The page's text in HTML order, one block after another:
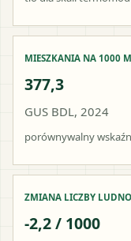
MIESZKANIA NA 1000
377,3
GUS BDL, 2024
porównywalny
ZMIANA LICZBY
-2,2 / 1000